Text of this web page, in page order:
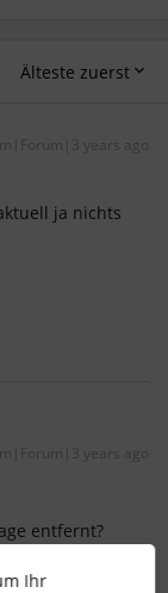
Älteste zuerst
years ago
ja nichts
years ago
entfernt?
Ihr